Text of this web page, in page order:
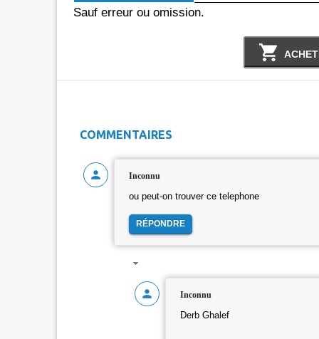
Sauf erreur ou omission.
COMMENTAIRES
Inconnu
ou peut-on trouver ce telephone
RÉPONDRE
Inconnu
Derb Ghalef